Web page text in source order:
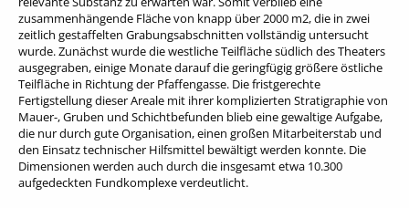
zusammenhängende Fläche von knapp über 2000 m2, die in zwei
zeitlich gestaffelten Grabungsabschnitten vollständig untersucht
wurde. Zunächst wurde die westliche Teilfläche südlich des Theaters
ausgegraben, einige Monate darauf die geringfügig größere östliche
Teilfläche in Richtung der Pfaffengasse. Die fristgerechte
Fertigstellung dieser Areale mit ihrer komplizierten Stratigraphie von
Mauer-, Gruben und Schichtbefunden blieb eine gewaltige Aufgabe,
die nur durch gute Organisation, einen großen Mitarbeiterstab und
den Einsatz technischer Hilfsmittel bewältigt werden konnte. Die
Dimensionen werden auch durch die insgesamt etwa 10.300
aufgedeckten Fundkomplexe verdeutlicht.